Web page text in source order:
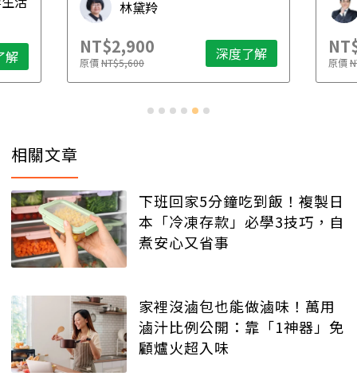
解
林黛羚
NT$2,900
原價NT$5,600 深度了解 原價
相關文章
下班回家5分鐘吃到飯！複製日
本「冷凍存款」必學3技巧，自
煮安心又省事
家裡沒滷包也能做滷味！萬用
滷汁比例公開：靠「1神器」免
顧爐火超入味